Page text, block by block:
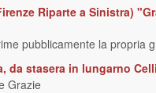
Riparte a Sinistra)
pubblicamente la propria
da stasera in lungarno
Grazie